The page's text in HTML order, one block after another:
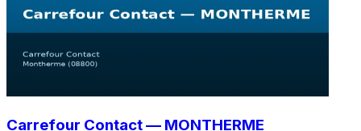
Carrefour Contact — MONTHERME